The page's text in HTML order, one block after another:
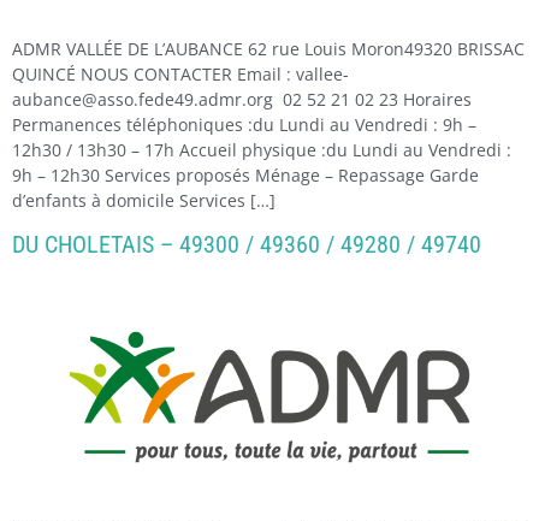
ADMR VALLÉE DE L’AUBANCE 62 rue Louis Moron49320 BRISSAC
QUINCÉ NOUS CONTACTER Email : vallee-
aubance@asso.fede49.admr.org 02 52 21 02 23 Horaires
Permanences téléphoniques :du Lundi au Vendredi : 9h –
12h30 / 13h30 – 17h Accueil physique :du Lundi au Vendredi :
9h – 12h30 Services proposés Ménage – Repassage Garde
d’enfants à domicile Services […]
DU CHOLETAIS – 49300 / 49360 / 49280 / 49740